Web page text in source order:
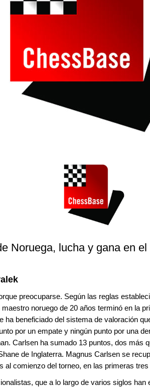
Noruega, lucha y gana en
preocuparse. Según las reglas
noruego de 20 años terminó en la
ha beneficiado del sistema de valoración
por un empate y ningún punto por una
Carlsen ha sumado 13 puntos, dos más
de Inglaterra. Magnus Carlsen se
al comienzo del torneo, en las primeras tres
que a lo largo de varios siglos